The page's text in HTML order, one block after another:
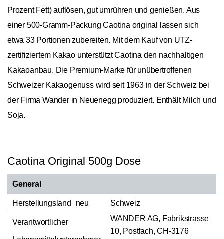
Prozent Fett) auflösen, gut umrühren und genießen. Aus
einer 500-Gramm-Packung Caotina original lassen sich
etwa 33 Portionen zubereiten. Mit dem Kauf von UTZ-
zertifiziertem Kakao unterstützt Caotina den nachhaltigen
Kakaoanbau. Die Premium-Marke für unübertroffenen
Schweizer Kakaogenuss wird seit 1963 in der Schweiz bei
der Firma Wander in Neuenegg produziert. Enthält Milch und
Soja.
Caotina Original 500g Dose
General
Herstellungsland_neu Schweiz
Verantwortlicher
WANDER AG, Fabrikstrasse
10, Postfach, CH-3176